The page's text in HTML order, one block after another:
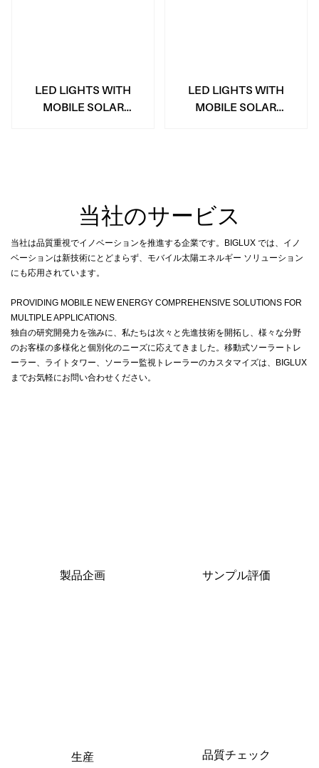
LED LIGHTS WITH
MOBILE SOLAR
LED LIGHTS WITH
MOBILE SOLAR
当社のサービス
当社は品質重視でイノベーションを推進する企業です。BIGLUX では、イノ
ベーションは新技術にとどまらず、モバイル太陽エネルギー ソリューション
にも応用されています。
PROVIDING MOBILE NEW ENERGY COMPREHENSIVE SOLUTIONS FOR
MULTIPLE APPLICATIONS.
独自の研究開発力を強みに、私たちは次々と先進技術を開拓し、様々な分野
のお客様の多様化と個別化のニーズに応えてきました。移動式ソーラートレ
ーラー、ライトタワー、ソーラー監視トレーラーのカスタマイズは、BIGLUX
までお気軽にお問い合わせください。
製品企画 サンプル評価
生産 品質チェック